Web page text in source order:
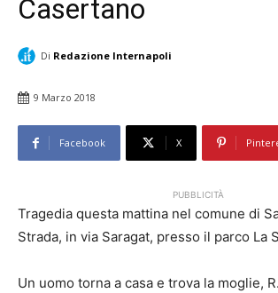
Casertano
Di Redazione Internapoli
9 Marzo 2018
Facebook X
PUBBLICITÀ
Tragedia questa mattina nel comune di
Strada, in via Saragat, presso il parco La
Un uomo torna a casa e trova la moglie,